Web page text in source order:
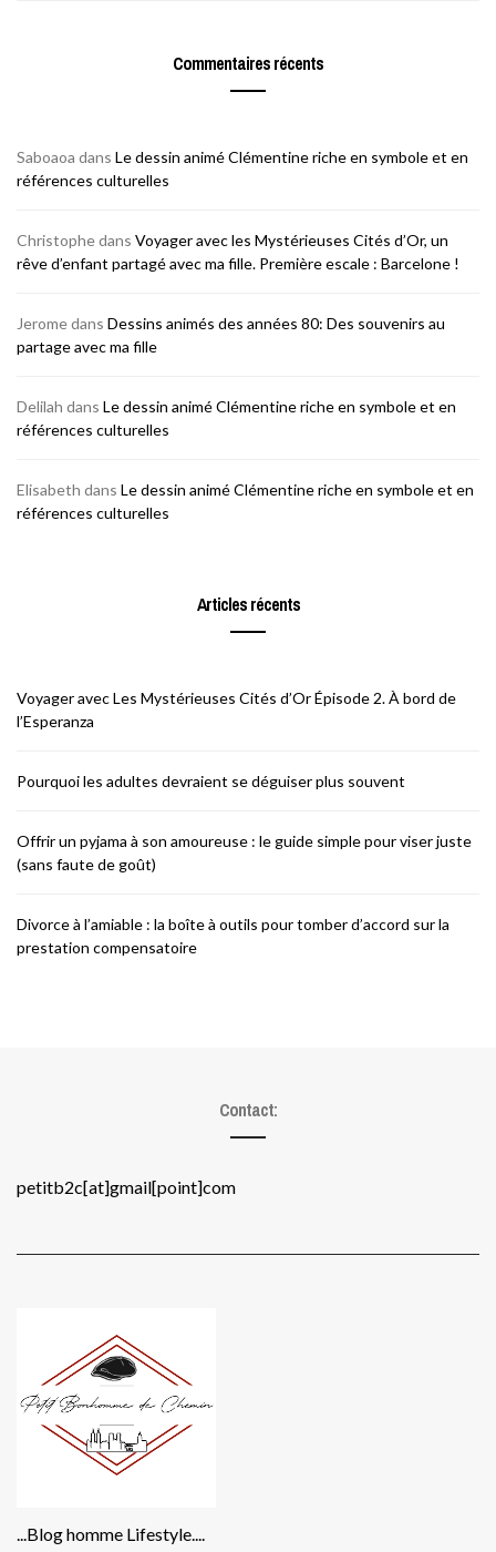
Commentaires récents
Saboaoa dans Le dessin animé Clémentine riche en symbole et en
références culturelles
Christophedans Voyager avec les Mystérieuses Cités d’Or, un
rêve d’enfant partagé avec ma fille. Première escale : Barcelone !
Jeromedans Dessins animés des années 80: Des souvenirs au
partage avec ma fille
Delilah dans Le dessin animé Clémentine riche en symbole et en
références culturelles
Elisabeth dans Le dessin animé Clémentine riche en symbole et en
références culturelles
Articles récents
Voyager avec Les Mystérieuses Cités d’Or Épisode 2. À bord de
l’Esperanza
Pourquoi les adultes devraient se déguiser plus souvent
Offrir un pyjama à son amoureuse : le guide simple pour viser juste
(sans faute de goût)
Divorce à l’amiable : la boîte à outils pour tomber d’accord sur la
prestation compensatoire
Contact:
petitb2c[at]gmail[point]com
...Blog homme Lifestyle....